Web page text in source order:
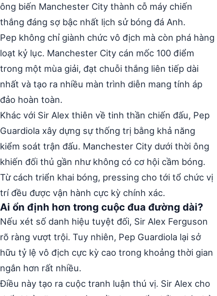
ông biến Manchester City thành cỗ máy chiến
thắng đáng sợ bậc nhất lịch sử bóng đá Anh.
Pep không chỉ giành chức vô địch mà còn phá hàng
loạt kỷ lục. Manchester City cán mốc 100 điểm
trong một mùa giải, đạt chuỗi thắng liên tiếp dài
nhất và tạo ra nhiều màn trình diễn mang tính áp
đảo hoàn toàn.
Khác với Sir Alex thiên về tinh thần chiến đấu, Pep
Guardiola xây dựng sự thống trị bằng khả năng
kiểm soát trận đấu. Manchester City dưới thời ông
khiến đối thủ gần như không có cơ hội cầm bóng.
Từ cách triển khai bóng, pressing cho tới tổ chức vị
trí đều được vận hành cực kỳ chính xác.
Ai ổn định hơn trong cuộc đua đường dài?
Nếu xét số danh hiệu tuyệt đối, Sir Alex Ferguson
rõ ràng vượt trội. Tuy nhiên, Pep Guardiola lại sở
hữu tỷ lệ vô địch cực kỳ cao trong khoảng thời gian
ngắn hơn rất nhiều.
Điều này tạo ra cuộc tranh luận thú vị. Sir Alex cho